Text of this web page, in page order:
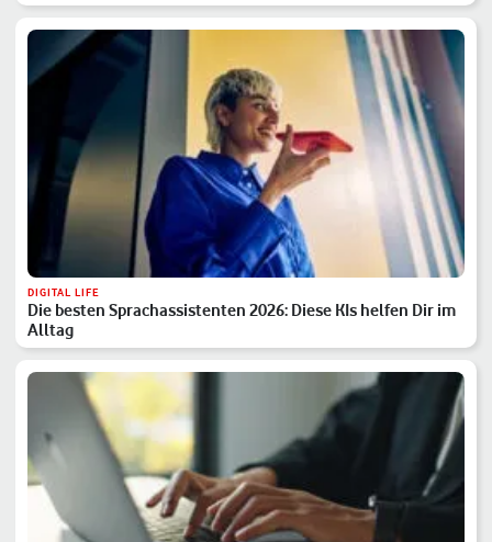
DIGITAL LIFE
Die besten Sprachassistenten 2026: Diese KIs helfen Dir im
Alltag